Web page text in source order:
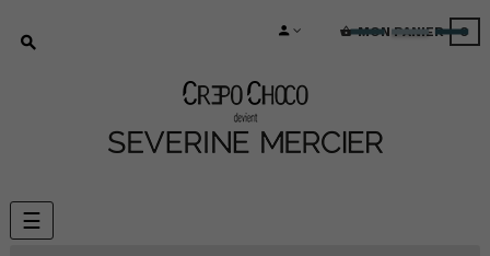
MON PANIER 0
Basculer
la
☰